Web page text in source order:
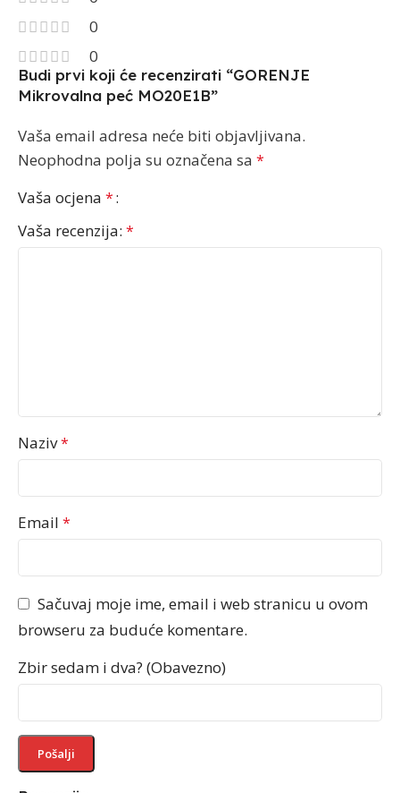
0
0
Budi prvi koji će recenzirati “GORENJE
Mikrovalna peć MO20E1B”
Vaša email adresa neće biti objavljivana.
Neophodna polja su označena sa *
Vaša ocjena *
Vaša recenzija: *
Naziv*
Email *
Sačuvaj moje ime, email i web stranicu u ovom
browseru za buduće komentare.
Zbir sedam i dva? (Obavezno)